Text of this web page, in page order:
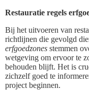
Restauratie regels
Bij het uitvoeren van
richtlijnen die gevolgd
erfgoedzones stemmen
wetgeving om ervoor te
behouden blijft. Het is
zichzelf goed te
project beginnen.